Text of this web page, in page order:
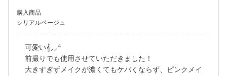
購入商品
シリアルベージュ
可愛い𝄞⸝⸝꙳
前撮りでも使用させていただきました！
大きすぎずメイクが濃くてもケバくならず、ピンクメイ